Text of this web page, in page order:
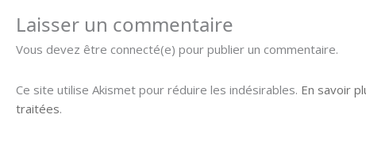
Laisser un commentaire
Vous devez être connecté(e) pour publier un commentaire.
Ce site utilise Akismet pour réduire les indésirables. En savoir
traitées.